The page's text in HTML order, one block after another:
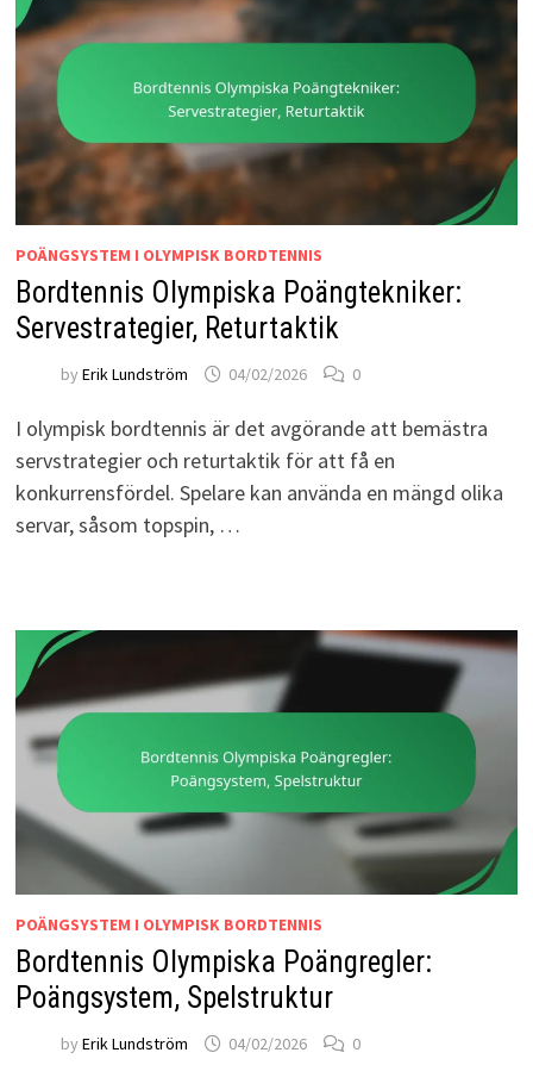
POÄNGSYSTEM I OLYMPISK BORDTENNIS
Bordtennis Olympiska Poängtekniker:
Servestrategier, Returtaktik
by Erik Lundström 04/02/2026 0
I olympisk bordtennis är det avgörande att bemästra
servstrategier och returtaktik för att få en
konkurrensfördel. Spelare kan använda en mängd olika
servar, såsom topspin, …
POÄNGSYSTEM I OLYMPISK BORDTENNIS
Bordtennis Olympiska Poängregler:
Poängsystem, Spelstruktur
by Erik Lundström 04/02/2026 0